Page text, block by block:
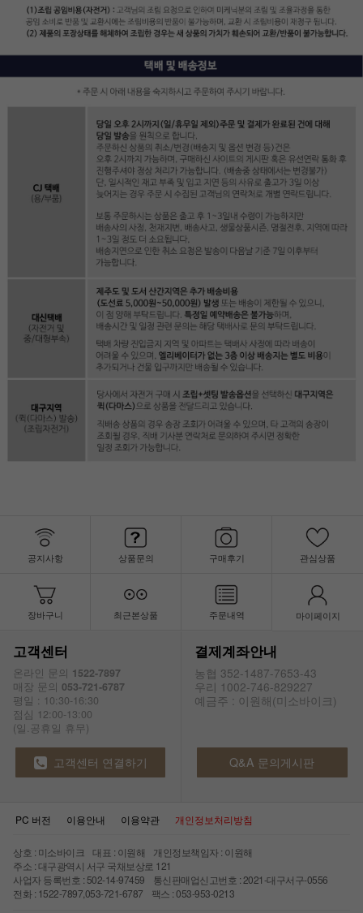
공지사항 상품문의 구매후기 관심상품
장바구니 최근본상품 주문내역 마이페이지
고객센터
온라인 문의 1522-7897
매장 문의 053-721-6787
평일 : 10:30-16:30
점심 12:00-13:00
(일.공휴일 휴무)
결제계좌안내
농협 352-1487-7653-43
우리 1002-746-829227
예금주 : 이원해(미소바이크)
고객센터 연결하기 Q&A 문의게시판
PC 버전 이용안내 이용약관 개인정보처리방침
상호 : 미소바이크 대표 : 이원해 개인정보책임자 : 이원해
주소 : 대구광역시 서구 국채보상로 121
사업자 등록번호 : 502-14-97459 통신판매업신고번호 : 2021-대구서구-0556
전화 : 1522-7897,053-721-6787 팩스 : 053-953-0213